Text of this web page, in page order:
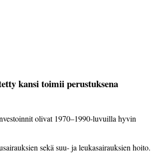
kansi toimii perustuksena
olivat 1970–1990-luvuilla hyvin
sekä suu- ja leukasairauksien hoito.